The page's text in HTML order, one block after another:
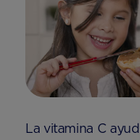
La vitamina C